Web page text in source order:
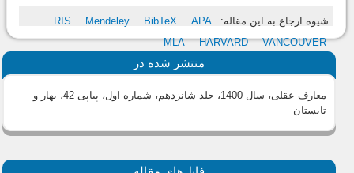
شیوه ارجاع به این مقاله: RIS Mendeley BibTeX
APA
MLA
HARVARD VANCOUVER
منتشر شده در
معارف عقلی، سال 1400، جلد شانزدهم، شماره اول، پیاپی 42، بهار و
تابستان